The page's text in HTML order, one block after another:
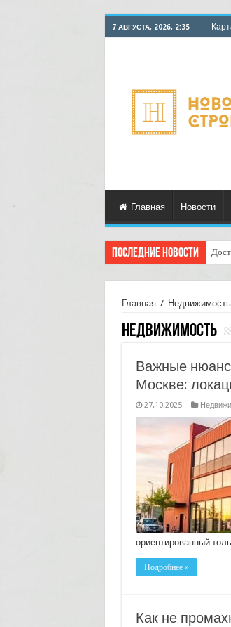
7 АВГУСТА, 2026, 2:35
Главная Новости
Последние новости
Главная / Недвижимость
Недвижимость
Важные
Москве:
27.10.2025
ориентированный
Подробнее »
Как не